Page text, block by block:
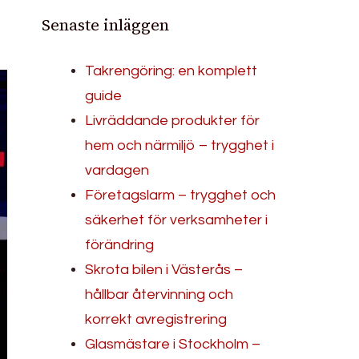
Senaste inläggen
Takrengöring: en komplett
guide
Livräddande produkter för
hem och närmiljö – trygghet i
vardagen
Företagslarm – trygghet och
säkerhet för verksamheter i
förändring
Skrota bilen i Västerås –
hållbar återvinning och
korrekt avregistrering
Glasmästare i Stockholm –